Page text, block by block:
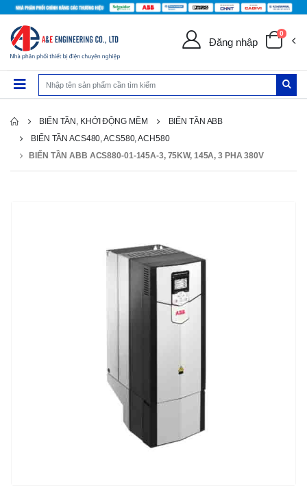
Đăng nhập
0
BIẾN TẦN, KHỞI ĐỘNG MỀM
BIẾN TẦN ABB
BIẾN TẦN ACS480, ACS580, ACH580
BIẾN TẦN ABB ACS880-01-145A-3, 75KW, 145A, 3 PHA 380V